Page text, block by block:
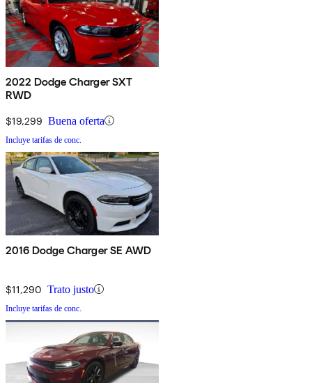
2022 Dodge Charger SXT
RWD
$19,299 Buena oferta
Incluye tarifas de conc.
2016 Dodge Charger SE AWD
$11,290 Trato justo
Incluye tarifas de conc.